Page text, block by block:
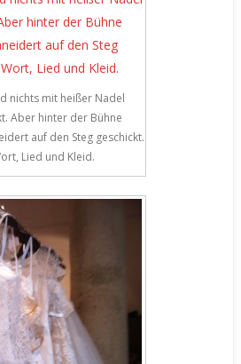
nichts mit heißer Nadel
Aber hinter der Bühne
auf den Steg geschickt.
Lied und Kleid.